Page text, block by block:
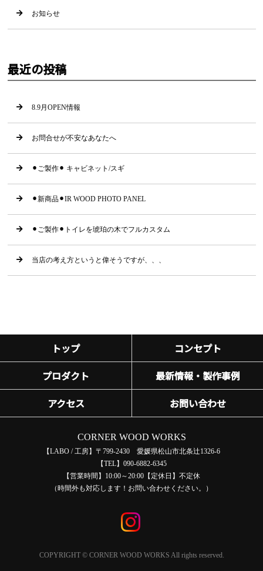
お知らせ
最近の投稿
8.9月OPEN情報
お問合せが不安なあなたへ
⚫︎ご製作⚫︎ キャビネット/スギ
⚫︎新商品⚫︎IR WOOD PHOTO PANEL
⚫︎ご製作⚫︎トイレを琥珀の木でフルカスタム
当店の考え方というと偉そうですが、、、
トップ
コンセプト
プロダクト
最新情報・製作事例
アクセス
お問い合わせ
CORNER WOOD WORKS
【LABO / 工房】 〒799-2430 愛媛県松山市北条辻1326-6
【TEL】090-6882-6345
【営業時間】10:00～20:00【定休日】不定休
（時間外も対応します！お問い合わせください。）
COPYRIGHT © CORNER WOOD WORKS All rights reserved.